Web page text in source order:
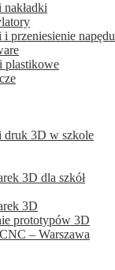
nakładki
przeniesienie napędu
plastikowe
druk 3D w szkole
3D dla szkół
3D
prototypów 3D
– Warszawa